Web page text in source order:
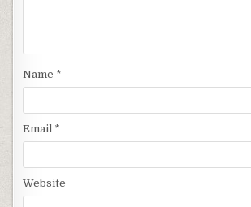
Name *
Email *
Website